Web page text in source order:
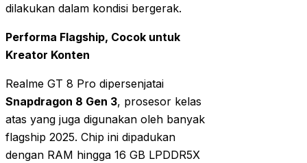
dilakukan dalam kondisi bergerak.
Performa Flagship, Cocok untuk
Kreator Konten
Realme GT 8 Pro dipersenjatai
Snapdragon 8 Gen 3, prosesor kelas
atas yang juga digunakan oleh banyak
flagship 2025. Chip ini dipadukan
dengan RAM hingga 16 GB LPDDR5X